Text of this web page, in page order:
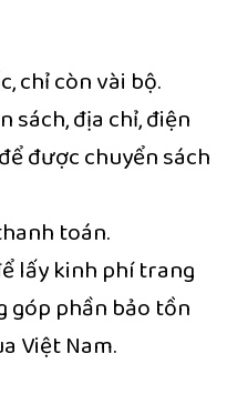
chỉ còn vài bộ.
sách, địa chỉ, điện
được chuyển sách
toán.
lấy kinh phí trang
góp phần bảo tồn
Việt Nam.